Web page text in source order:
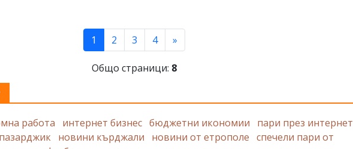
1 (current)
2 3 4 »
Общо страници: 8
работа интернет бизнес бюджетни икономии
пари през интернет
новини кърджали новини от етрополе спечели пари от